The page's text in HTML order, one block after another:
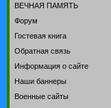
ВЕЧНАЯ ПАМЯТЬ
Форум
Гостевая книга
Обратная связь
Информация о сайте
Наши баннеры
Военные сайты